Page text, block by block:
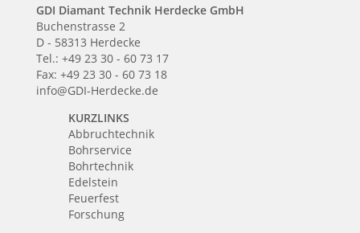
GDI Diamant Technik Herdecke GmbH
Buchenstrasse 2
D - 58313 Herdecke
Tel.: +49 23 30 - 60 73 17
Fax: +49 23 30 - 60 73 18
info@GDI-Herdecke.de
KURZLINKS
Abbruchtechnik
Bohrservice
Bohrtechnik
Edelstein
Feuerfest
Forschung